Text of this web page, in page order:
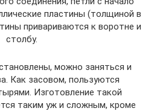
пластины (толщиной в
привариваются к воротне и
столбу.
можно заняться и
Как засовом, пользуются
Изготовление такой
таким уж и сложным, кроме